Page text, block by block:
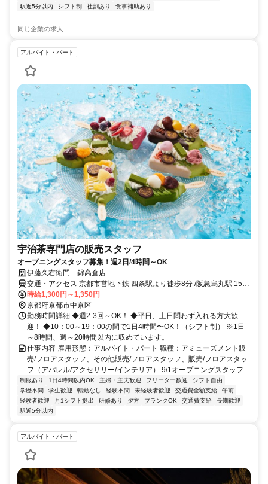
駅近5分以内
シフト制 社割あり 食事補助あり
同じ企業の求人
アルバイト・パート
宇治茶専門店の販売スタッフ
オープニングスタッフ募集！週2日/4時間～OK
伊藤久右衛門 錦高倉店
交通・アクセス 京都市営地下鉄 四条駅より徒歩8分 /阪急烏丸駅 15番
出口より徒歩2分
時給1,300円～1,350円
京都府京都市中京区
勤務時間詳細 ◆週2-3回～OK！ ◆平日、土日問わず入れる方大歓
迎！ ◆10：00～19：00の間で1日4時間〜OK！（シフト制） ※1日
～8時間、週～20時間以内に収めています。
仕事内容 雇用形態：アルバイト・パート 職種：アミューズメント販
売/フロアスタッフ、その他販売/フロアスタッフ、販売/フロアスタッ
フ（アパレル/アクセサリー/インテリア） 9/1オープニングスタッフ...
制服あり 1日4時間以内OK 主婦・主夫歓迎 フリーター歓迎
シフト自由
学歴不問
学生歓迎 転勤なし 経験不問 未経験者歓迎 交通費全額支給
午前
経験者歓迎
月1シフト提出 研修あり 夕方 ブランクOK 交通費支給
長期歓迎
駅近5分以内
アルバイト・パート